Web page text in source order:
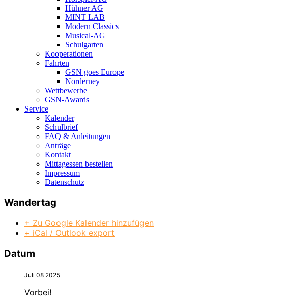
Hühner AG
MINT LAB
Modern Classics
Musical-AG
Schulgarten
Kooperationen
Fahrten
GSN goes Europe
Norderney
Wettbewerbe
GSN-Awards
Service
Kalender
Schulbrief
FAQ & Anleitungen
Anträge
Kontakt
Mittagessen bestellen
Impressum
Datenschutz
Wandertag
+ Zu Google Kalender hinzufügen
+ iCal / Outlook export
Datum
Juli 08 2025
Vorbei!